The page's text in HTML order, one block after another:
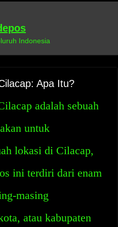
Indonesia
Apa Itu?
adalah sebuah
untuk
lokasi di Cilacap,
ini terdiri dari enam
masing
atau kabupaten